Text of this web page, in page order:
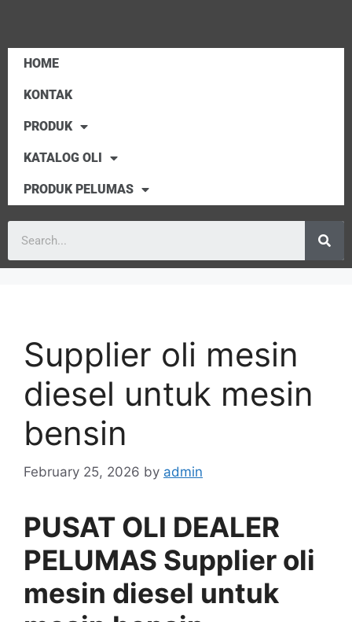
HOME
KONTAK
PRODUK
KATALOG OLI
PRODUK PELUMAS
Supplier oli mesin
diesel untuk mesin
bensin
February 25, 2026 by admin
PUSAT OLI DEALER
PELUMAS Supplier oli
mesin diesel untuk